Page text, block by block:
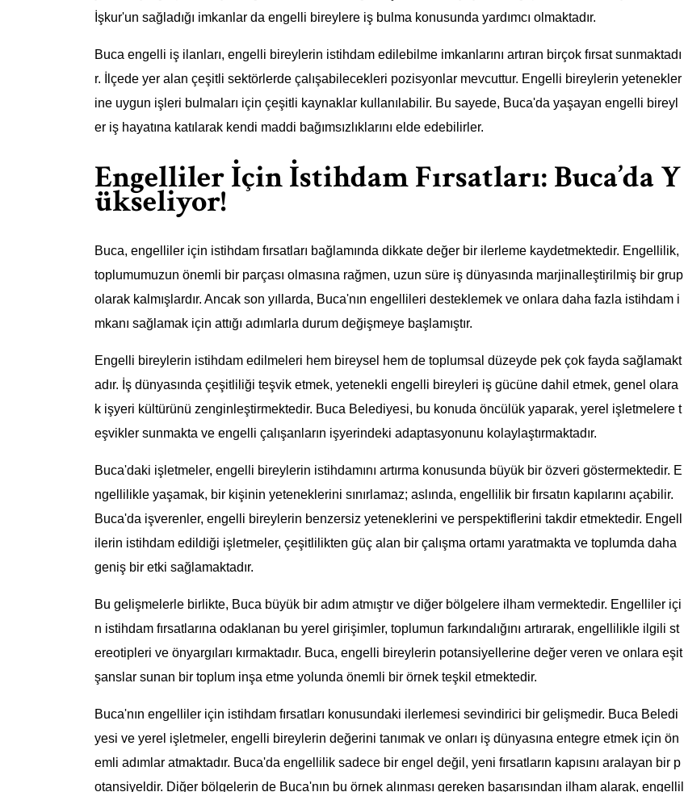
İşkur'un sağladığı imkanlar da engelli bireylere iş bulma konusunda yardımcı olmaktadır.
Buca engelli iş ilanları, engelli bireylerin istihdam edilebilme imkanlarını artıran birçok fırsat sunmaktadı
r. İlçede yer alan çeşitli sektörlerde çalışabilecekleri pozisyonlar mevcuttur. Engelli bireylerin yetenekler
ine uygun işleri bulmaları için çeşitli kaynaklar kullanılabilir. Bu sayede, Buca'da yaşayan engelli bireyl
er iş hayatına katılarak kendi maddi bağımsızlıklarını elde edebilirler.
Engelliler İçin İstihdam Fırsatları: Buca’da Y
ükseliyor!
Buca, engelliler için istihdam fırsatları bağlamında dikkate değer bir ilerleme kaydetmektedir. Engellilik,
toplumumuzun önemli bir parçası olmasına rağmen, uzun süre iş dünyasında marjinalleştirilmiş bir grup
olarak kalmışlardır. Ancak son yıllarda, Buca'nın engellileri desteklemek ve onlara daha fazla istihdam i
mkanı sağlamak için attığı adımlarla durum değişmeye başlamıştır.
Engelli bireylerin istihdam edilmeleri hem bireysel hem de toplumsal düzeyde pek çok fayda sağlamakt
adır. İş dünyasında çeşitliliği teşvik etmek, yetenekli engelli bireyleri iş gücüne dahil etmek, genel olara
k işyeri kültürünü zenginleştirmektedir. Buca Belediyesi, bu konuda öncülük yaparak, yerel işletmelere t
eşvikler sunmakta ve engelli çalışanların işyerindeki adaptasyonunu kolaylaştırmaktadır.
Buca'daki işletmeler, engelli bireylerin istihdamını artırma konusunda büyük bir özveri göstermektedir. E
ngellilikle yaşamak, bir kişinin yeteneklerini sınırlamaz; aslında, engellilik bir fırsatın kapılarını açabilir.
Buca'da işverenler, engelli bireylerin benzersiz yeteneklerini ve perspektiflerini takdir etmektedir. Engell
ilerin istihdam edildiği işletmeler, çeşitlilikten güç alan bir çalışma ortamı yaratmakta ve toplumda daha
geniş bir etki sağlamaktadır.
Bu gelişmelerle birlikte, Buca büyük bir adım atmıştır ve diğer bölgelere ilham vermektedir. Engelliler içi
n istihdam fırsatlarına odaklanan bu yerel girişimler, toplumun farkındalığını artırarak, engellilikle ilgili st
ereotipleri ve önyargıları kırmaktadır. Buca, engelli bireylerin potansiyellerine değer veren ve onlara eşit
şanslar sunan bir toplum inşa etme yolunda önemli bir örnek teşkil etmektedir.
Buca'nın engelliler için istihdam fırsatları konusundaki ilerlemesi sevindirici bir gelişmedir. Buca Beledi
yesi ve yerel işletmeler, engelli bireylerin değerini tanımak ve onları iş dünyasına entegre etmek için ön
emli adımlar atmaktadır. Buca'da engellilik sadece bir engel değil, yeni fırsatların kapısını aralayan bir p
otansiyeldir. Diğer bölgelerin de Buca'nın bu örnek alınması gereken başarısından ilham alarak, engellil